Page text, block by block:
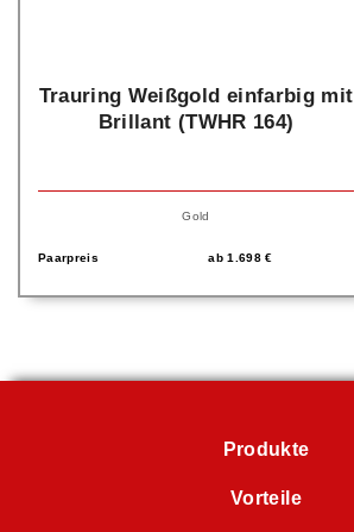
Trauring Weißgold einfarbig mit
Brillant (TWHR 164)
Gold
Paarpreis ab1.698€
Produkte
Vorteile